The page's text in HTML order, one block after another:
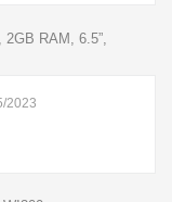
RAM, 6.5”,
2023